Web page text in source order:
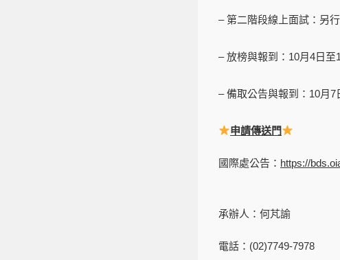
– 第二階段線上面試：另
– 放榜與報到：10月4日至
– 備取公告與報到：10月7
申請傳送門
國際處公告： https://
承辦人：何芃諭
電話：(02)7749-7978